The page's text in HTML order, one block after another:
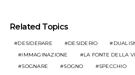
Related Topics
DESIDERARE DESIDERIO
IMMAGINAZIONE
LA FONTE DELLA
SOGNARE
SOGNO SPECCHIO